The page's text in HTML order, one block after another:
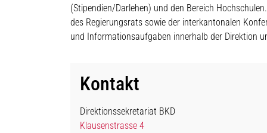
(Stipendien/Darlehen) und den Bereich
des Regierungsrats sowie der interkantonalen
und Informationsaufgaben innerhalb der Direktion
Kontakt
Direktionssekretariat BKD
Klausenstrasse 4